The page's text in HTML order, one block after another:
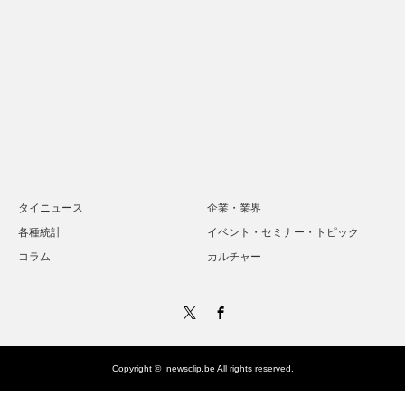
タイニュース
企業・業界
各種統計
イベント・セミナー・トピック
コラム
カルチャー
Copyright © newsclip.be All rights reserved.